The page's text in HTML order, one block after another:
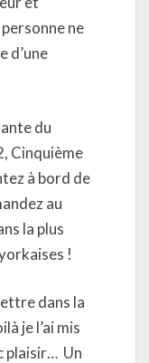
ne
d’une
du
Cinquième
à bord de
au
la plus
!
dans la
je l’ai mis
plaisir… Un